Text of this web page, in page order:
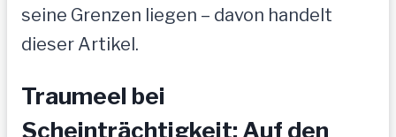
seine Grenzen liegen – davon handelt
dieser Artikel.
Traumeel bei
Scheinträchtigkeit: Auf den